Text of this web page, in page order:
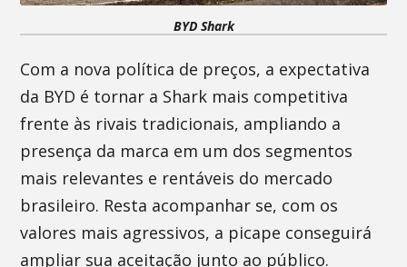
BYD Shark
Com a nova política de preços, a expectativa
da BYD é tornar a Shark mais competitiva
frente às rivais tradicionais, ampliando a
presença da marca em um dos segmentos
mais relevantes e rentáveis do mercado
brasileiro. Resta acompanhar se, com os
valores mais agressivos, a picape conseguirá
ampliar sua aceitação junto ao público.